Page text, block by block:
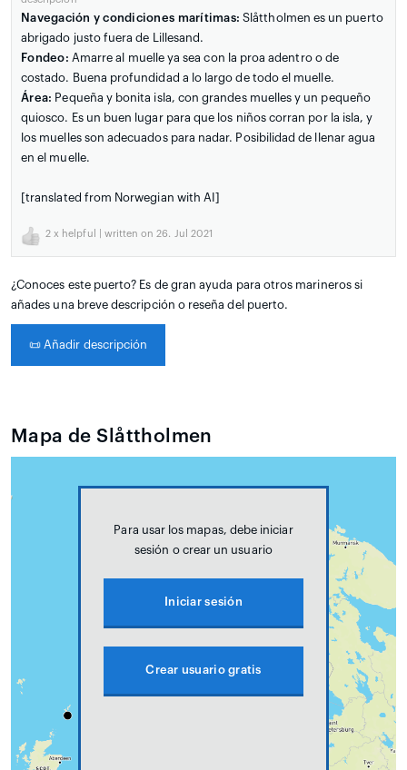
Navegación y condiciones marítimas: Slåttholmen es un puerto
abrigado justo fuera de Lillesand.
Fondeo: Amarre al muelle ya sea con la proa adentro o de
costado. Buena profundidad a lo largo de todo el muelle.
Área: Pequeña y bonita isla, con grandes muelles y un pequeño
quiosco. Es un buen lugar para que los niños corran por la isla, y
los muelles son adecuados para nadar. Posibilidad de llenar agua
en el muelle.
[translated from Norwegian with AI]
2 x helpful | written on 26. Jul 2021
¿Conoces este puerto? Es de gran ayuda para otros marineros si
añades una breve descripción o reseña del puerto.
📜 Añadir descripción
Mapa de Slåttholmen
Para usar los mapas, debe iniciar
sesión o crear un usuario
Iniciar sesión
Crear usuario gratis